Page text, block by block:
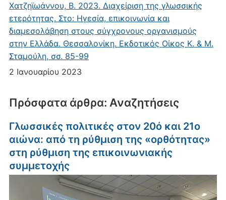
Χατζηϊωάννου, Β. 2023. Διαχείριση της γλωσσικής
ετερότητας. Στο: Ηγεσία, επικοινωνία και
διαμεσολάβηση στους σύγχρονους οργανισμούς
στην Ελλάδα. Θεσσαλονίκη. Εκδοτικός Οίκος Κ. & Μ.
Σταμούλη, σσ. 85-99
2 Ιανουαρίου 2023
Πρόσφατα άρθρα: Αναζητήσεις
Γλωσσικές πολιτικές στον 20ό και 21ο
αιώνα: από τη ρύθμιση της «ορθότητας»
στη ρύθμιση της επικοινωνιακής
συμμετοχής